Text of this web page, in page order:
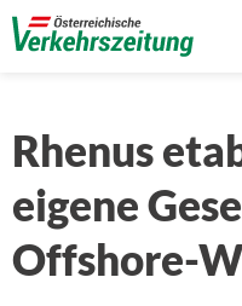
Rhenus
eigene
Offshore-